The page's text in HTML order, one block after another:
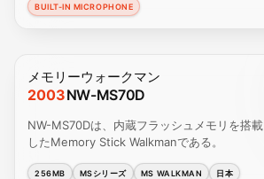
BUILT-IN MICROPHONE
メモリーウォークマン
2003NW-MS70D
NW-MS70Dは、内蔵フラッシュメモリを搭載
したMemory Stick Walkmanである。
256MB MSシリーズ MS WALKMAN 日本